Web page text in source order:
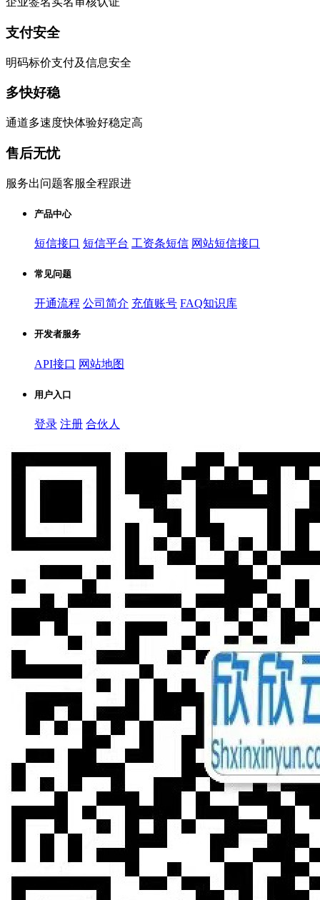
支付安全
明码标价支付及信息安全
多快好稳
通道多速度快体验好稳定高
售后无忧
服务出问题客服全程跟进
产品中心
短信接口 短信平台 工资条短信 网站短信接口
常见问题
开通流程 公司简介 充值账号 FAQ知识库
开发者服务
API接口 网站地图
用户入口
登录 注册 合伙人